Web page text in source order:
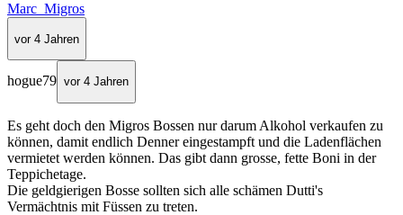
Marc_Migros
vor 4 Jahren
hogue79 vor 4 Jahren
Es geht doch den Migros Bossen nur darum Alkohol verkaufen zu
können, damit endlich Denner eingestampft und die Ladenflächen
vermietet werden können. Das gibt dann grosse, fette Boni in der
Teppichetage.
Die geldgierigen Bosse sollten sich alle schämen Dutti's
Vermächtnis mit Füssen zu treten.